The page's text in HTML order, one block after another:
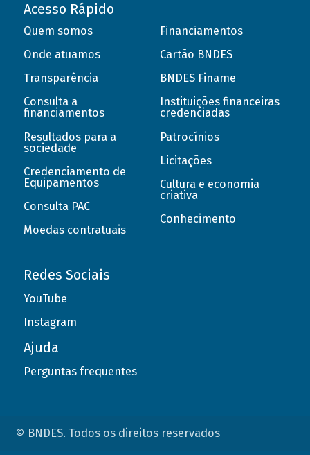
Acesso Rápido
Quem somos
Onde atuamos
Transparência
Consulta a
financiamentos
Resultados para a
sociedade
Credenciamento de
Equipamentos
Consulta PAC
Moedas contratuais
Financiamentos
Cartão BNDES
BNDES Finame
Instituições financeiras
credenciadas
Patrocínios
Licitações
Cultura e economia
criativa
Conhecimento
Redes Sociais
YouTube
Instagram
Ajuda
Perguntas frequentes
© BNDES. Todos os direitos reservados